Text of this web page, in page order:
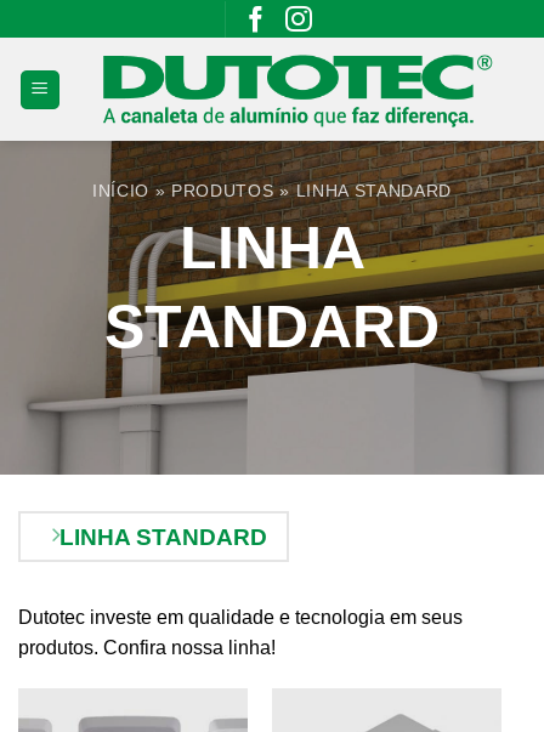
to
content
INÍCIO » PRODUTOS » LINHA STANDARD
LINHA
STANDARD
LINHA STANDARD
Dutotec investe em qualidade e tecnologia em seus
produtos. Confira nossa linha!